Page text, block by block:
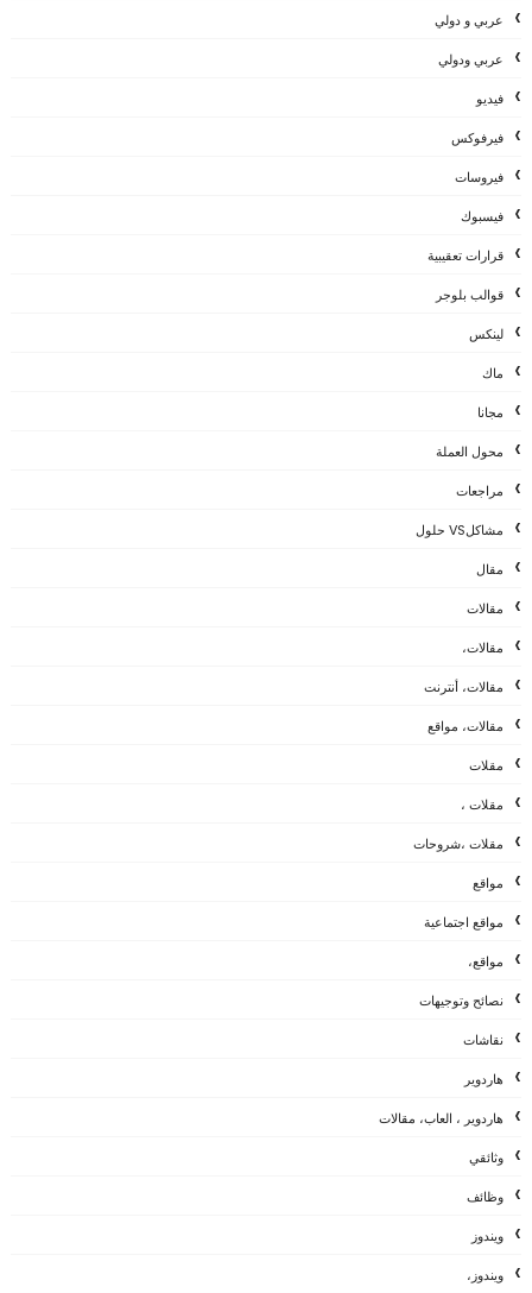
عربي و دولي
عربي ودولي
فيديو
فيرفوكس
فيروسات
فيسبوك
قرارات تعقيبية
قوالب بلوجر
لينكس
ماك
مجانا
محول العملة
مراجعات
مشاكلVS حلول
مقال
مقالات
مقالات،
مقالات، أنترنت
مقالات، مواقع
مقلات
مقلات ،
مقلات ،شروحات
مواقع
مواقع اجتماعية
مواقع،
نصائح وتوجيهات
نقاشات
هاردوير
هاردوير ، العاب، مقالات
وثائقي
وظائف
ويندوز
ويندوز،